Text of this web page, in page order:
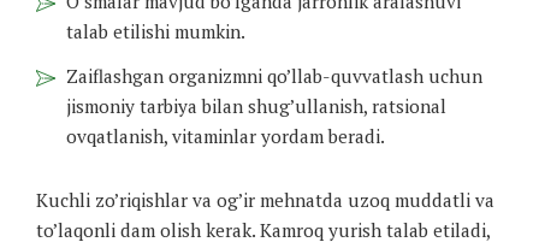
talab etilishi mumkin.
Zaiflashgan organizmni qo’llab-quvvatlash uchun
jismoniy tarbiya bilan shug’ullanish, ratsional
ovqatlanish, vitaminlar yordam beradi.
Kuchli zo’riqishlar va og’ir mehnatda uzoq muddatli va
to’laqonli dam olish kerak. Kamroq yurish talab etiladi,